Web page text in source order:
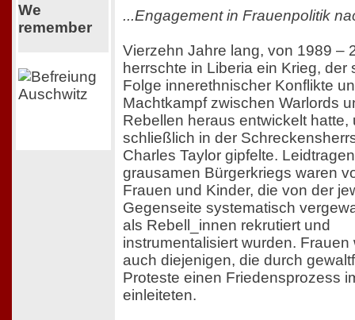
We
remember
...Engagement in Frauenpolitik
Vierzehn Jahre lang, von 1989 –
herrschte in Liberia ein Krieg, der
Folge innerethnischer Konflikte
Machtkampf zwischen Warlords
Rebellen heraus entwickelt hatte,
schließlich in der
Charles Taylor gipfelte.
grausamen Bürgerkriegs waren
Frauen und Kinder, die von der
Gegenseite systematisch
als Rebell_innen rekrutiert und
instrumentalisiert wurden. Frauen
auch diejenigen, die durch
Proteste einen Friedensprozess
einleiteten.